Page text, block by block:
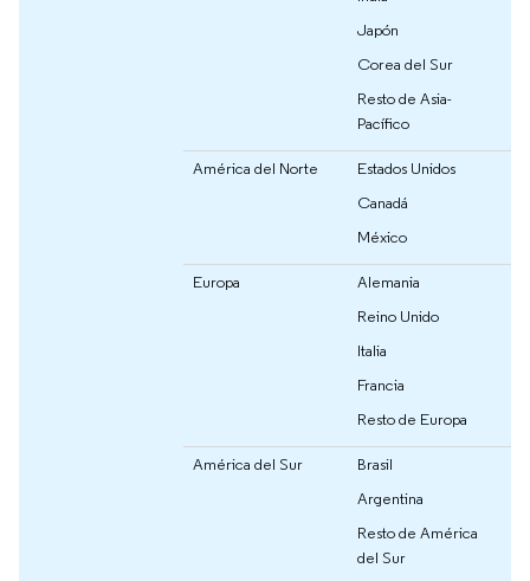
Japón
Corea del Sur
Resto de Asia-
Pacífico
América del Norte
Estados Unidos
Canadá
México
Europa
Alemania
Reino Unido
Italia
Francia
Resto de Europa
América del Sur
Brasil
Argentina
Resto de América
del Sur